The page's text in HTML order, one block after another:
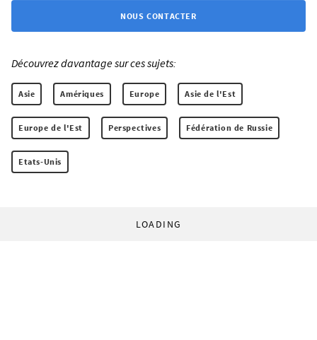
NOUS CONTACTER
Découvrez davantage sur ces sujets:
Asie Amériques Europe Asie de l'Est
Europe de l'Est Perspectives Fédération de Russie
Etats-Unis
LOADING